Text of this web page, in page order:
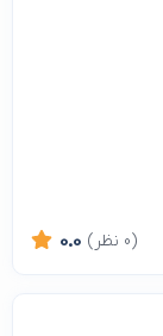
0.0 (0 نظر)